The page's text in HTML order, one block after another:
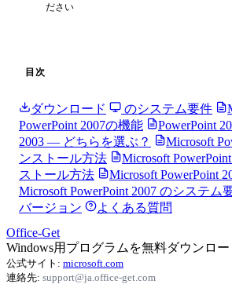
ださい
目次
ダウンロード のシステム要件
PowerPoint 2007の機能
PowerPoint
2003 — どちらを選ぶ？
Microsoft
ンストール方法
Microsoft
ストール方法
Microsoft PowerPoint
Microsoft PowerPoint 2007 のシステム
バージョン
よくある質問
Office-Get
Windows用プログラムを無料ダウンロー
公式サイト: microsoft.com
連絡先: support@ja.office-get.com